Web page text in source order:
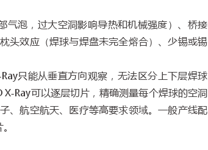
气泡，过大空洞影响导热和机械强度）、桥接
头效应（焊球与焊盘未完全熔合）、少锡或锡
只能从垂直方向观察，无法区分上下层焊球
X-Ray可以逐层切片，精确测量每个焊球的空洞
、航空航天、医疗等高要求领域。一般产线配